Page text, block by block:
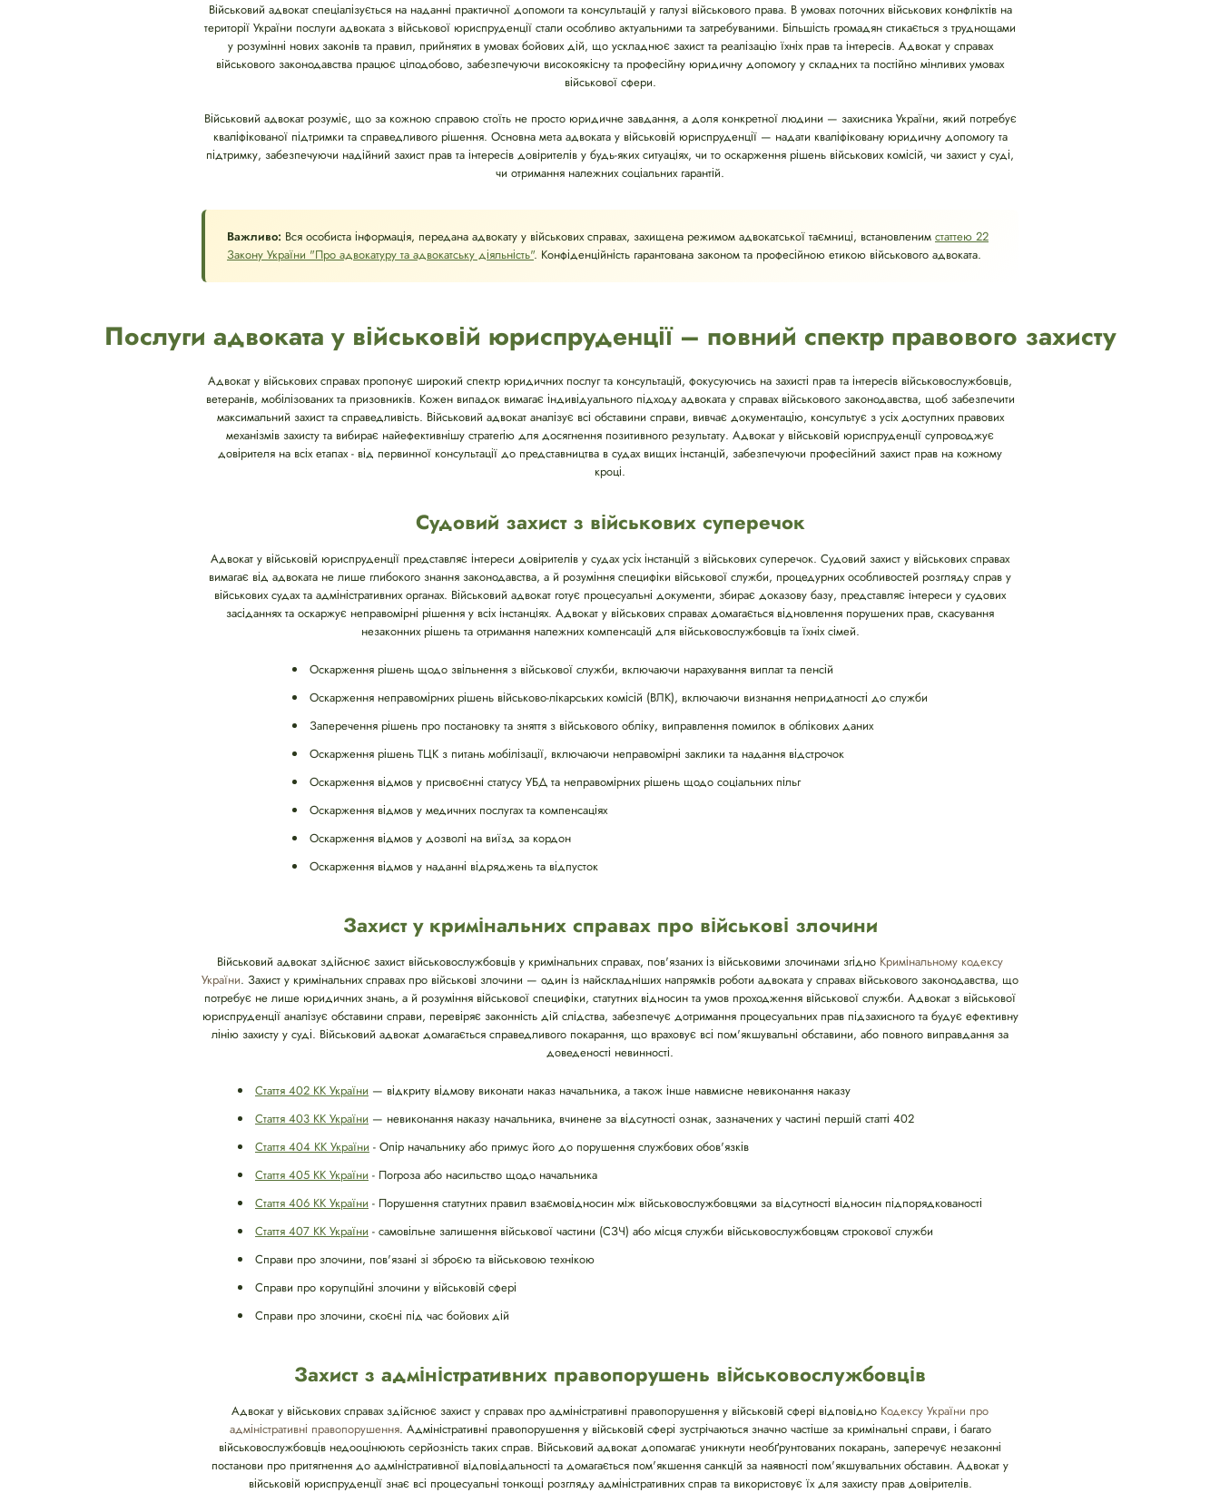
Військовий адвокат спеціалізується на наданні практичної допомоги та консультацій у галузі військового права. В умовах поточних військових конфліктів на
території України послуги адвоката з військової юриспруденції стали особливо актуальними та затребуваними. Більшість громадян стикається з труднощами
у розумінні нових законів та правил, прийнятих в умовах бойових дій, що ускладнює захист та реалізацію їхніх прав та інтересів. Адвокат у справах
військового законодавства працює цілодобово, забезпечуючи високоякісну та професійну юридичну допомогу у складних та постійно мінливих умовах
військової сфери.
Військовий адвокат розуміє, що за кожною справою стоїть не просто юридичне завдання, а доля конкретної людини — захисника України, який потребує
кваліфікованої підтримки та справедливого рішення. Основна мета адвоката у військовій юриспруденції — надати кваліфіковану юридичну допомогу та
підтримку, забезпечуючи надійний захист прав та інтересів довірителів у будь-яких ситуаціях, чи то оскарження рішень військових комісій, чи захист у суді,
чи отримання належних соціальних гарантій.
Важливо: Вся особиста інформація, передана адвокату у військових справах, захищена режимом адвокатської таємниці, встановленим статтею 22
Закону України "Про адвокатуру та адвокатську діяльність". Конфіденційність гарантована законом та професійною етикою військового адвоката.
Послуги адвоката у військовій юриспруденції – повний спектр правового захисту
Адвокат у військових справах пропонує широкий спектр юридичних послуг та консультацій, фокусуючись на захисті прав та інтересів військовослужбовців,
ветеранів, мобілізованих та призовників. Кожен випадок вимагає індивідуального підходу адвоката у справах військового законодавства, щоб забезпечити
максимальний захист та справедливість. Військовий адвокат аналізує всі обставини справи, вивчає документацію, консультує з усіх доступних правових
механізмів захисту та вибирає найефективнішу стратегію для досягнення позитивного результату. Адвокат у військовій юриспруденції супроводжує
довірителя на всіх етапах - від первинної консультації до представництва в судах вищих інстанцій, забезпечуючи професійний захист прав на кожному
кроці.
Судовий захист з військових суперечок
Адвокат у військовій юриспруденції представляє інтереси довірителів у судах усіх інстанцій з військових суперечок. Судовий захист у військових справах
вимагає від адвоката не лише глибокого знання законодавства, а й розуміння специфіки військової служби, процедурних особливостей розгляду справ у
військових судах та адміністративних органах. Військовий адвокат готує процесуальні документи, збирає доказову базу, представляє інтереси у судових
засіданнях та оскаржує неправомірні рішення у всіх інстанціях. Адвокат у військових справах домагається відновлення порушених прав, скасування
незаконних рішень та отримання належних компенсацій для військовослужбовців та їхніх сімей.
Оскарження рішень щодо звільнення з військової служби, включаючи нарахування виплат та пенсій
Оскарження неправомірних рішень військово-лікарських комісій (ВЛК), включаючи визнання непридатності до служби
Заперечення рішень про постановку та зняття з військового обліку, виправлення помилок в облікових даних
Оскарження рішень ТЦК з питань мобілізації, включаючи неправомірні заклики та надання відстрочок
Оскарження відмов у присвоєнні статусу УБД та неправомірних рішень щодо соціальних пільг
Оскарження відмов у медичних послугах та компенсаціях
Оскарження відмов у дозволі на виїзд за кордон
Оскарження відмов у наданні відряджень та відпусток
Захист у кримінальних справах про військові злочини
Військовий адвокат здійснює захист військовослужбовців у кримінальних справах, пов'язаних із військовими злочинами згідно Кримінальному кодексу
України. Захист у кримінальних справах про військові злочини — один із найскладніших напрямків роботи адвоката у справах військового законодавства, що
потребує не лише юридичних знань, а й розуміння військової специфіки, статутних відносин та умов проходження військової служби. Адвокат з військової
юриспруденції аналізує обставини справи, перевіряє законність дій слідства, забезпечує дотримання процесуальних прав підзахисного та будує ефективну
лінію захисту у суді. Військовий адвокат домагається справедливого покарання, що враховує всі пом'якшувальні обставини, або повного виправдання за
доведеності невинності.
Стаття 402 КК України — відкриту відмову виконати наказ начальника, а також інше навмисне невиконання наказу
Стаття 403 КК України — невиконання наказу начальника, вчинене за відсутності ознак, зазначених у частині першій статті 402
Стаття 404 КК України - Опір начальнику або примус його до порушення службових обов'язків
Стаття 405 КК України - Погроза або насильство щодо начальника
Стаття 406 КК України - Порушення статутних правил взаємовідносин між військовослужбовцями за відсутності відносин підпорядкованості
Стаття 407 КК України - самовільне залишення військової частини (СЗЧ) або місця служби військовослужбовцям строкової служби
Справи про злочини, пов'язані зі зброєю та військовою технікою
Справи про корупційні злочини у військовій сфері
Справи про злочини, скоєні під час бойових дій
Захист з адміністративних правопорушень військовослужбовців
Адвокат у військових справах здійснює захист у справах про адміністративні правопорушення у військовій сфері відповідно Кодексу України про
адміністративні правопорушення. Адміністративні правопорушення у військовій сфері зустрічаються значно частіше за кримінальні справи, і багато
військовослужбовців недооцінюють серйозність таких справ. Військовий адвокат допомагає уникнути необґрунтованих покарань, заперечує незаконні
постанови про притягнення до адміністративної відповідальності та домагається пом'якшення санкцій за наявності пом'якшувальних обставин. Адвокат у
військовій юриспруденції знає всі процесуальні тонкощі розгляду адміністративних справ та використовує їх для захисту прав довірителів.